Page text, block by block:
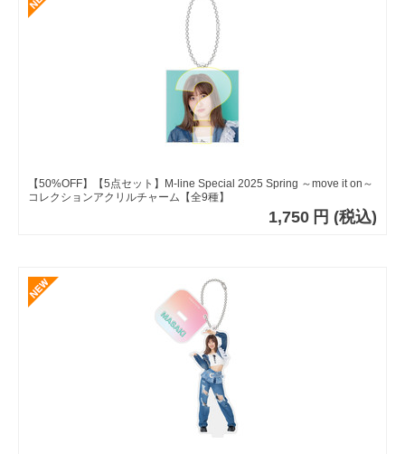
【50%OFF】【5点セット】M-line Special 2025 Spring ～move it on～
コレクションアクリルチャーム【全9種】
1,750 円 (税込)